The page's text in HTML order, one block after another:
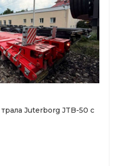
Juterborg JTB-50 с